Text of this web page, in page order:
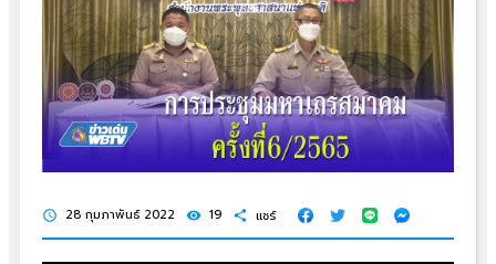
schedule 28 กุมภาพันธ์ 2022 visibility 19 share แชร์